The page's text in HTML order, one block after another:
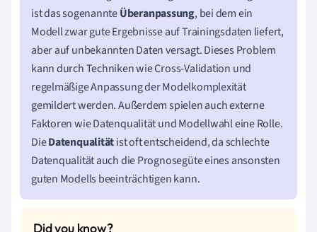
ist das sogenannteÜberanpassung, bei dem ein
Modell zwar gute Ergebnisse auf Trainingsdaten liefert,
aber auf unbekannten Daten versagt. Dieses Problem
kann durch Techniken wie Cross-Validation und
regelmäßige Anpassung der Modelkomplexität
gemildert werden. Außerdem spielen auch externe
Faktoren wie Datenqualität und Modellwahl eine Rolle.
DieDatenqualitätist oft entscheidend, da schlechte
Datenqualität auch die Prognosegüte eines ansonsten
guten Modells beeinträchtigen kann.